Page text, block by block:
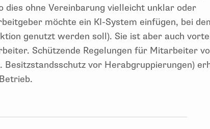
dies ohne Vereinbarung vielleicht unklar oder
möchte ein KI-System einfügen, bei
genutzt werden soll). Sie ist aber auch
Schützende Regelungen für Mitarbeiter
Besitzstandsschutz vor Herabgruppierungen)